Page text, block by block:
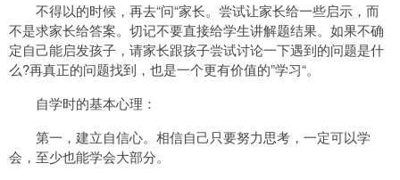
不得以的时候，再去“问“家长。尝试让家长给一些启示，而
不是求家长给答案。切记不要直接给学生讲解题结果。如果不确
定自己能启发孩子，请家长跟孩子尝试讨论一下遇到的问题是什
么?再真正的问题找到，也是一个更有价值的”学习“。
自学时的基本心理：
第一，建立自信心。相信自己只要努力思考，一定可以学
会，至少也能学会大部分。